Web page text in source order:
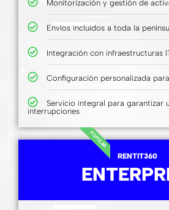
Monitorización y gestión de
Envíos incluidos a toda la
Integración con infraestructuras
Configuración personalizada
Servicio integral para garantizar
interrupciones
POPULAR
RENTIT360